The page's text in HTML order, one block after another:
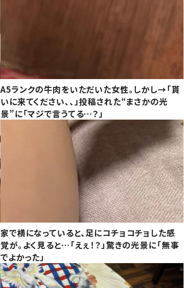
A5ランクの牛肉をいただいた女性。しかし→「貰
いに来てください、、」投稿された“まさかの光
景”に「マジで言うてる…？」
家で横になっていると、足にコチョコチョした感
覚が。よく見ると…「えぇ！？」驚きの光景に「無事
でよかった」